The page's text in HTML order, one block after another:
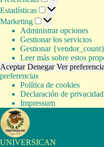
Estadísticas Estadísticas
Marketing Marketing
Administrar opciones
Gestionar los servicios
Gestionar
Leer más sobre estos
Aceptar Denegar Ver
preferencias
Política de cookies
Declaración de privacidad
Impressum
Saltar
al
contenido
UNIVERSICAN